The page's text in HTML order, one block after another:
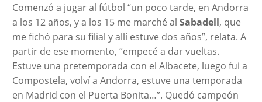
Comenzó a jugar al fútbol “un poco tarde, en Andorra
a los 12 años, y a los 15 me marché al Sabadell, que
me fichó para su filial y allí estuve dos años”, relata. A
partir de ese momento, “empecé a dar vueltas.
Estuve una pretemporada con el Albacete, luego fui a
Compostela, volví a Andorra, estuve una temporada
en Madrid con el Puerta Bonita…”. Quedó campeón